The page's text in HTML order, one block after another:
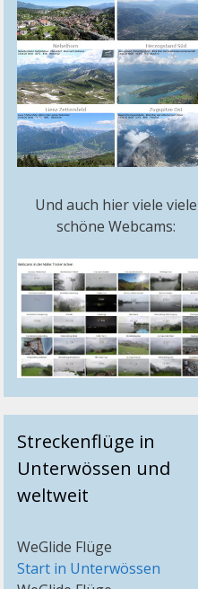
Und auch hier viele viele
schöne Webcams:
Streckenflüge in
Unterwössen und
weltweit
WeGlide Flüge
Start in Unterwössen